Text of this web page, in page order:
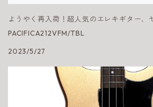
ようやく再入荷！超人気のエレキギター、
PACIFICA212VFM/TBL
2023/5/27